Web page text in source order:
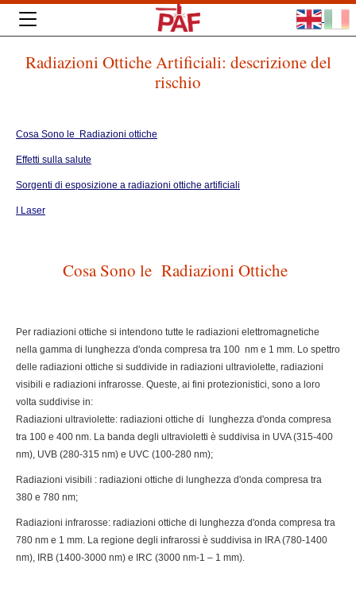
Radiazioni Ottiche Artificiali: descrizione del
rischio
Cosa Sono le Radiazioni ottiche
Effetti sulla salute
Sorgenti di esposizione a radiazioni ottiche artificiali
I Laser
Cosa Sono le Radiazioni Ottiche
Per radiazioni ottiche si intendono tutte le radiazioni elettromagnetiche
nella gamma di lunghezza d'onda compresa tra 100 nm e 1 mm. Lo spettro
delle radiazioni ottiche si suddivide in radiazioni ultraviolette, radiazioni
visibili e radiazioni infrarosse. Queste, ai fini protezionistici, sono a loro
volta suddivise in:
Radiazioni ultraviolette: radiazioni ottiche di lunghezza d'onda compresa
tra 100 e 400 nm. La banda degli ultravioletti è suddivisa in UVA (315-400
nm), UVB (280-315 nm) e UVC (100-280 nm);
Radiazioni visibili : radiazioni ottiche di lunghezza d'onda compresa tra
380 e 780 nm;
Radiazioni infrarosse: radiazioni ottiche di lunghezza d'onda compresa tra
780 nm e 1 mm. La regione degli infrarossi è suddivisa in IRA (780-1400
nm), IRB (1400-3000 nm) e IRC (3000 nm-1 – 1 mm).